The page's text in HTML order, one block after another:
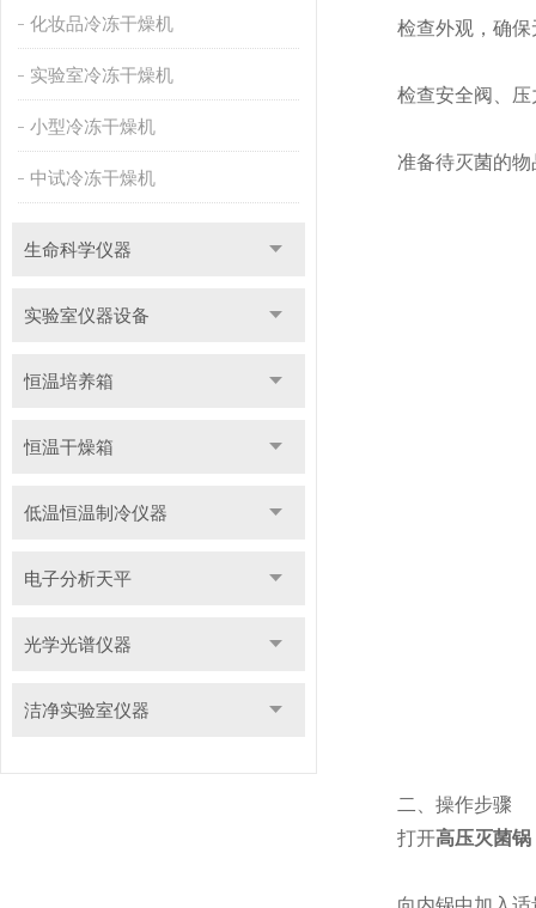
化妆品冷冻干燥机
实验室冷冻干燥机
小型冷冻干燥机
中试冷冻干燥机
生命科学仪器
实验室仪器设备
恒温培养箱
恒温干燥箱
低温恒温制冷仪器
电子分析天平
光学光谱仪器
洁净实验室仪器
检查外观，确保
检查安全阀、压
准备待灭菌的物
二、操作步骤
打开高压灭菌锅